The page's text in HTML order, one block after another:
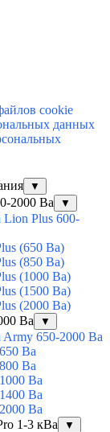
cookie
данных
▼
2000 Ва ▼
Plus 600-
(650 Ва)
(850 Ва)
(1000 Ва)
(1500 Ва)
(2000 Ва)
Ва
▼
650-2000 Ва
Ва
Ва
Ва
Ва
Ва
1-3 кВа
▼